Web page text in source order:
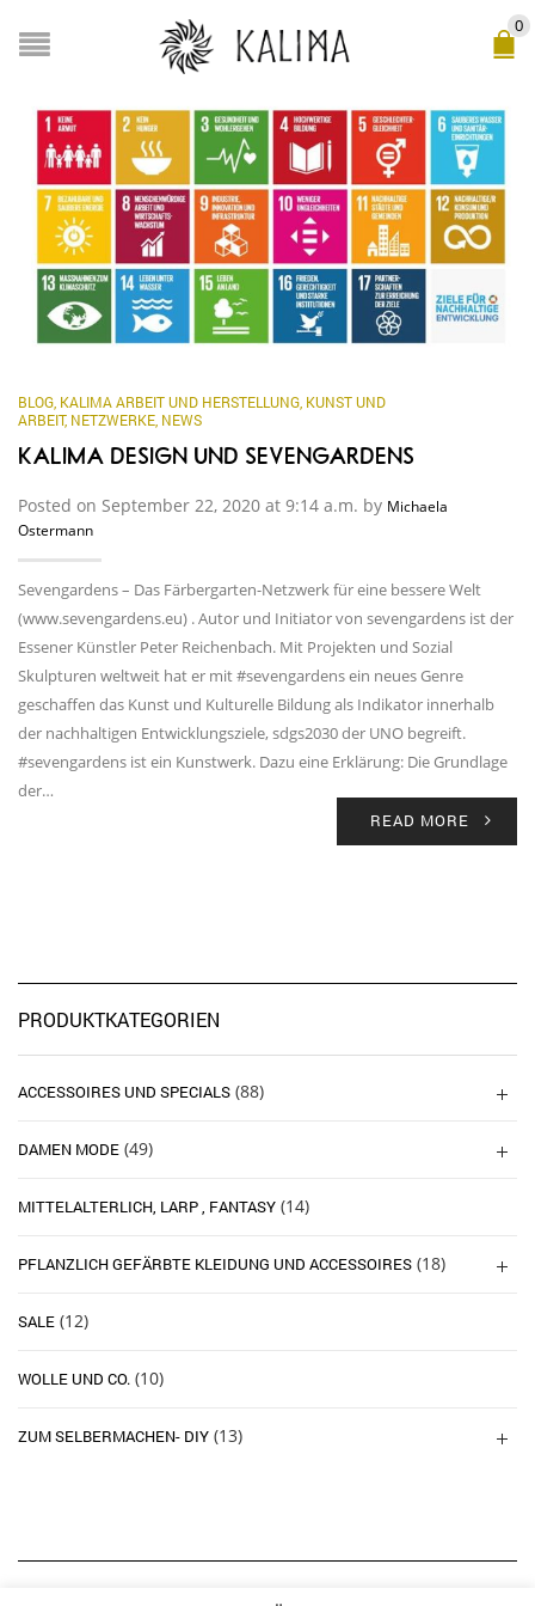
0
BLOG KALIMA ARBEIT UND HERSTELLUNG KUNST UND
ARBEIT, NETZWERKE NEWS
KALIMA DESIGN UND SEVENGARDENS
Posted on September 22, 2020 at 9:14 a.m. by Michaela
Ostermann
Sevengardens – Das Färbergarten-Netzwerk für eine bessere Welt
(www.sevengardens.eu) . Autor und Initiator von sevengardens ist der
Essener Künstler Peter Reichenbach. Mit Projekten und Sozial
Skulpturen weltweit hat er mit #sevengardens ein neues Genre
geschaffen das Kunst und Kulturelle Bildung als Indikator innerhalb
der nachhaltigen Entwicklungsziele, sdgs2030 der UNO begreift.
#sevengardens ist ein Kunstwerk. Dazu eine Erklärung: Die Grundlage
der…
READ MORE
PRODUKTKATEGORIEN
ACCESSOIRES UND SPECIALS (88)
DAMEN MODE (49)
MITTELALTERLICH, LARP , FANTASY (14)
PFLANZLICH GEFÄRBTE KLEIDUNG UND ACCESSOIRES (18)
SALE (12)
WOLLE UND CO. (10)
ZUM SELBERMACHEN- DIY (13)